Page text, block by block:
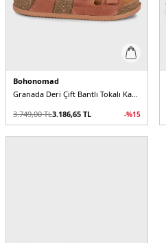
Bohonomad
Granada Deri Çift Bantlı Tokalı Kadın Sandalet
3.749,00TL3.186,65 TL -%15